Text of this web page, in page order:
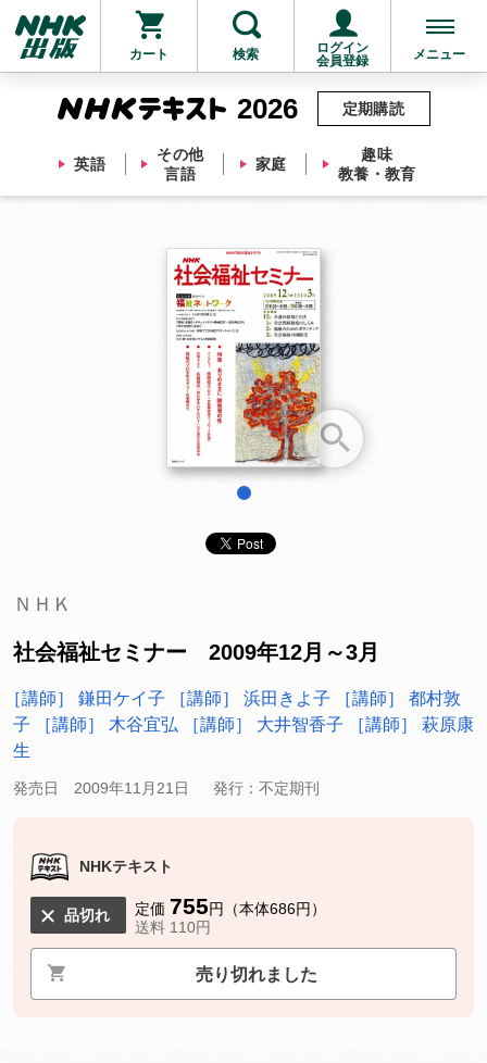
カート 検索
ログイン
会員登録
メニュー
2026
英語
その他
言語
家庭
趣味
教養・教育
定期購読
他にも商品を買う
ＮＨＫ
社会福祉セミナー 2009年12月～3月
［講師］ 鎌田ケイ子 ［講師］ 浜田きよ子
［講師］ 都村敦
子
［講師］ 木谷宜弘 ［講師］ 大井智香子
［講師］ 萩原康
生
発売日 2009年11月21日 発行：不定期刊
NHKテキスト
品切れ 定価 755円（本体686円）
送料 110円
売り切れました